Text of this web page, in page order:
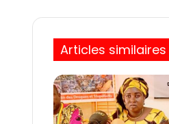
Articles similaires